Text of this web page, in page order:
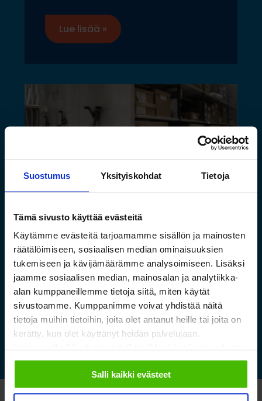
Suostumus Yksityiskohdat Tietoja
Tämä sivusto käyttää evästeitä
Käytämme evästeitä tarjoamamme sisällön ja mainosten
räätälöimiseen, sosiaalisen median ominaisuuksien
tukemiseen ja kävijämäärämme analysoimiseen. Lisäksi
jaamme sosiaalisen median, mainosalan ja analytiikka-
alan kumppaneillemme tietoja siitä, miten käytät
sivustoamme. Kumppanimme voivat yhdistää näitä
tietoja muihin tietoihin, joita olet antanut heille tai joita on
kerätty, kun olet käyttänyt heidän palvelujaan.
sallimiisi evästeisiin.
Salli kaikki evästeet
Lue lisää »
Saamelaismuseon ja
luontokeskuksen esineistölle
sopivat ilmastoidut ja
kestävät säilytysratkaisut
Lue lisää »